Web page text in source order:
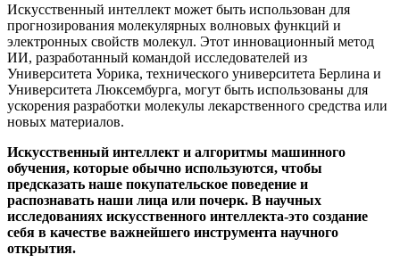
Искусственный интеллект может быть использован для
прогнозирования молекулярных волновых функций и
электронных свойств молекул. Этот инновационный метод
ИИ, разработанный командой исследователей из
Университета Уорика, технического университета Берлина и
Университета Люксембурга, могут быть использованы для
ускорения разработки молекулы лекарственного средства или
новых материалов.
Искусственный интеллект и алгоритмы машинного
обучения, которые обычно используются, чтобы
предсказать наше покупательское поведение и
распознавать наши лица или почерк. В научных
исследованиях искусственного интеллекта-это создание
себя в качестве важнейшего инструмента научного
открытия.